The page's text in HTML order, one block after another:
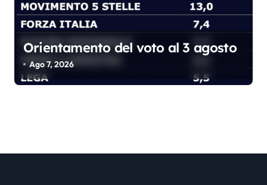
Orientamento del voto al 3 agosto
Ago 7, 2026